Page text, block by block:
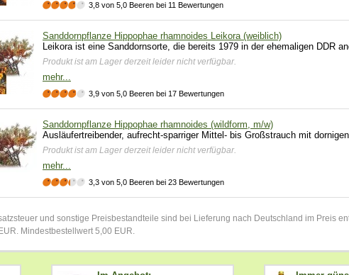
3,8 von 5,0 Beeren bei 11 Bewertungen
Sanddornpflanze Hippophae rhamnoides Leikora (weiblich)
Leikora ist eine Sanddornsorte, die bereits 1979 in der ehemaligen DDR
Produkt ist am Lager derzeit leider nicht verfügbar.
mehr...
3,9 von 5,0 Beeren bei 17 Bewertungen
Sanddornpflanze Hippophae rhamnoides (wildform, m/w)
Ausläufertreibender, aufrecht-sparriger Mittel- bis Großstrauch mit
Produkt ist am Lager derzeit leider nicht verfügbar.
mehr...
3,3 von 5,0 Beeren bei 23 Bewertungen
und sonstige Preisbestandteile sind bei Lieferung nach Deutschland im Preis
Mindestbestellwert 5,00 EUR.